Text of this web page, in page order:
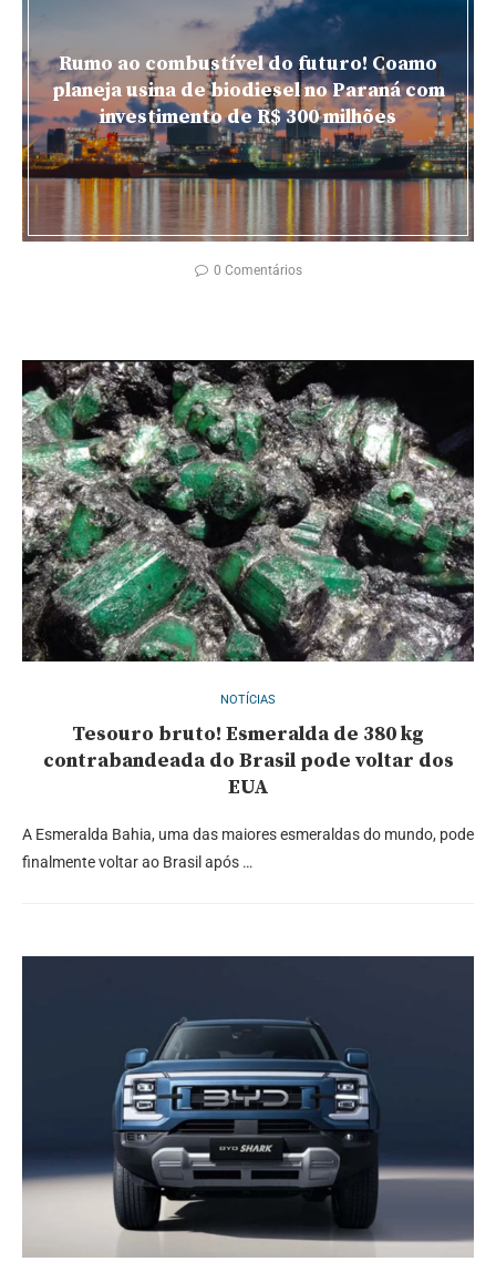
Rumo ao combustível do futuro! Coamo
planeja usina de biodiesel no Paraná com
investimento de R$ 300 milhões
0 Comentários
NOTÍCIAS
Tesouro bruto! Esmeralda de 380 kg
contrabandeada do Brasil pode voltar dos
EUA
A Esmeralda Bahia, uma das maiores esmeraldas do mundo, pode
finalmente voltar ao Brasil após …